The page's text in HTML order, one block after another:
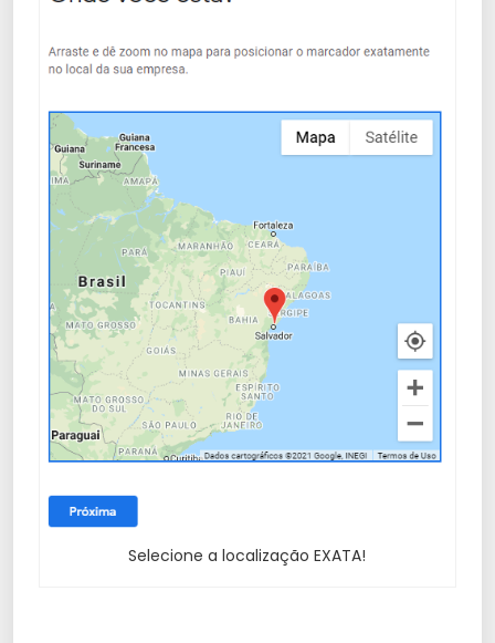
Selecione a localização EXATA!